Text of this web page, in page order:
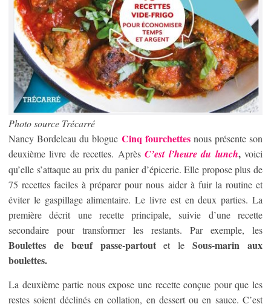
Photo source Trécarré
Nancy Bordeleau du blogue Cinq fourchettesnous présente son
deuxième livre de recettes. AprèsC’est l’heure du lunch,voici
qu’elle s’attaque au prix du panier d’épicerie. Elle propose plus de
75 recettes faciles à préparer pour nous aider à fuir la routine et
éviter le gaspillage alimentaire. Le livre est en deux parties. La
première décrit une recette principale, suivie d’une recette
secondaire pour transformer les restants. Par exemple, les
Boulettes de bœuf passe-partoutet leSous-marin aux
boulettes.
La deuxième partie nous expose une recette conçue pour que les
restes soient déclinés en collation, en dessert ou en sauce. C’est